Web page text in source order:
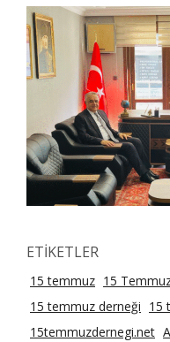
ETİKETLER
15 temmuz 15
15 temmuz derneği 15
15temmuzdernegi.net